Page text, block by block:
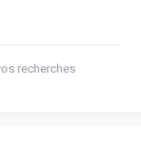
recherches